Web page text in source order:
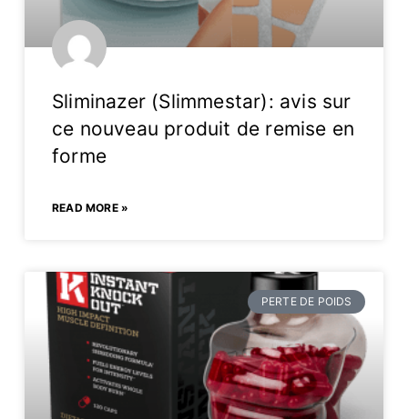
Sliminazer (Slimmestar): avis sur
ce nouveau produit de remise en
forme
READ MORE »
PERTE DE POIDS